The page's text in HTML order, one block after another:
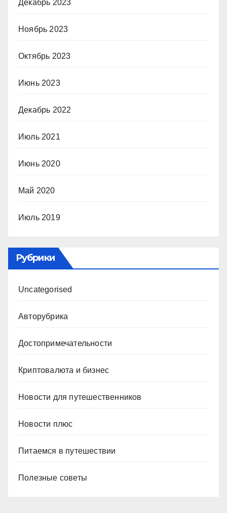
Декабрь 2023
Ноябрь 2023
Октябрь 2023
Июнь 2023
Декабрь 2022
Июль 2021
Июнь 2020
Май 2020
Июль 2019
Рубрики
Uncategorised
Авторубрика
Достопримечательности
Криптовалюта и бизнес
Новости для путешественников
Новости плюс
Питаемся в путешествии
Полезные советы